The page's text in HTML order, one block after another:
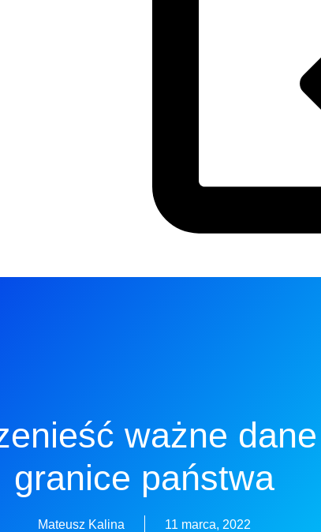
ważne
granice państwa
Mateusz Kalina 11 marca, 2022